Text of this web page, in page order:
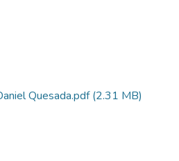
Quesada.pdf(2.31 MB)